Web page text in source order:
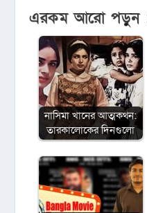
এরকম আরো পড়ুন
নাসিমা খানের আত্মকথন:
তারকালোকের দিনগুলো